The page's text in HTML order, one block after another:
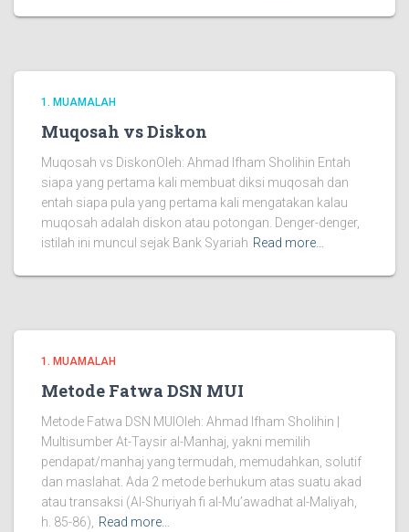
1. MUAMALAH
Muqosah vs Diskon
Muqosah vs DiskonOleh: Ahmad Ifham Sholihin Entah
siapa yang pertama kali membuat diksi muqosah dan
entah siapa pula yang pertama kali mengatakan kalau
muqosah adalah diskon atau potongan. Denger-denger,
istilah ini muncul sejak Bank Syariah Read more…
1. MUAMALAH
Metode Fatwa DSN MUI
Metode Fatwa DSN MUIOleh: Ahmad Ifham Sholihin |
Multisumber At-Taysir al-Manhaj, yakni memilih
pendapat/manhaj yang termudah, memudahkan, solutif
dan maslahat. Ada 2 metode berhukum atas suatu akad
atau transaksi (Al-Shuriyah fi al-Mu’awadhat al-Maliyah,
h. 85-86),
Read more…